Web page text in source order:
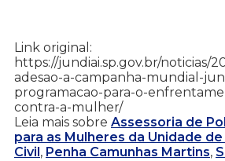
Link original:
https://jundiai.sp.gov.br/noticias/
adesao-a-campanha-mundial-
programacao-para-o-
contra-a-mulher/
Leia mais sobre Assessoria de
para as Mulheres da Unidade
Civil , Penha Camunhas Martins,